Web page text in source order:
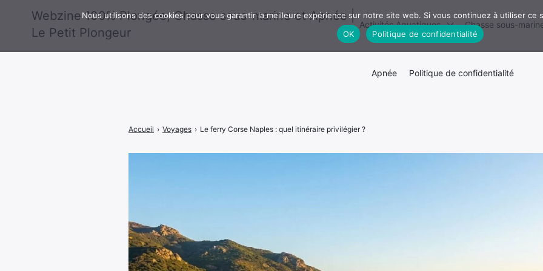
Accueil › Voyages › Le ferry Corse Naples : quel itinéraire privilégier ?
Webzine 100% Plongée, Chasse sous-marine et Apnée |
Le Petit Plongeur
Activités Aquatiques Chasse sous-
Apnée Politique de confidentialité
Mentions légales · Politique de confidentialité
Contact
Nous utilisons des cookies pour vous garantir la meilleure expérience sur notre site web. Si vous continuez à utiliser
OK
Politique de confidentialité